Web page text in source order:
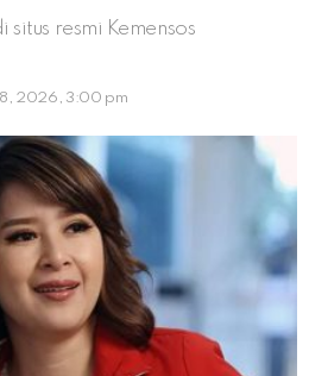
situs resmi Kemensos
2026, 3:00 pm